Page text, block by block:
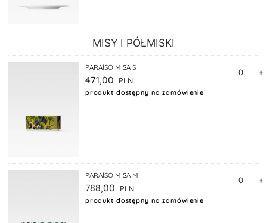
MISY I PÓŁMISKI
PARAÍSO MISA S
471,00
produkt dostępny na zamówienie
- +
PARAÍSO MISA M
788,00
produkt dostępny na zamówienie
- +